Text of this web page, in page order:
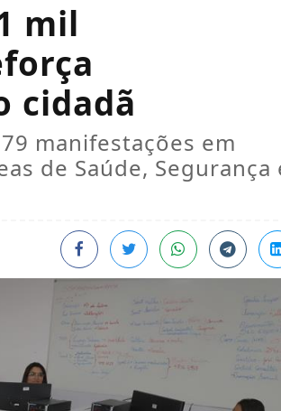
mil
cidadã
manifestações em
de Saúde, Segurança